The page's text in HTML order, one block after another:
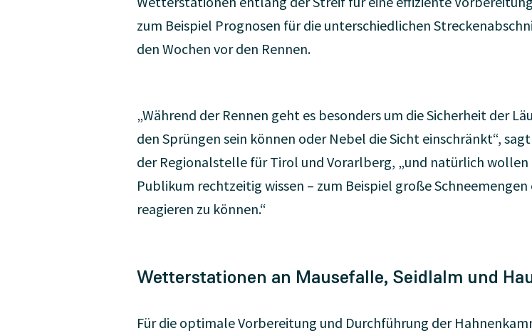
zum Beispiel Prognosen für die unterschiedlichen
den Wochen vor den Rennen.
„Während der Rennen geht es besonders um die Sicherheit der
den Sprüngen sein können oder Nebel die Sicht einschränkt“,
der Regionalstelle für Tirol und Vorarlberg, „und natürlich
Publikum rechtzeitig wissen – zum Beispiel große
reagieren zu können.“
Wetterstationen an Mausefalle, Seidlalm und
Für die optimale Vorbereitung und Durchführung der